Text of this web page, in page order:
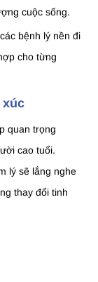
cuộc sống.
bệnh lý nền đi
cho từng
xúc
quan trọng
cao tuổi.
lý sẽ lắng nghe
thay đổi tinh